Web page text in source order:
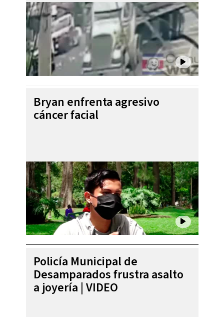
Bryan enfrenta agresivo
cáncer facial
Policía Municipal de
Desamparados frustra asalto
a joyería | VIDEO